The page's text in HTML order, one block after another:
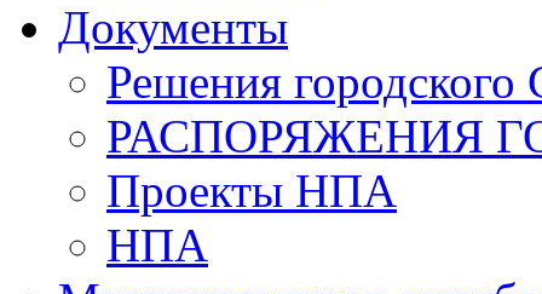
Документы
Решения городского
РАСПОРЯЖЕНИЯ
Проекты НПА
НПА